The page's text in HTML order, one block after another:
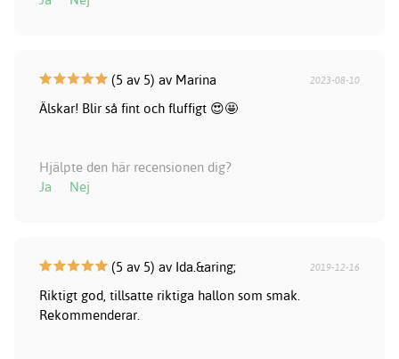
(5 av 5) av Marina 2023-08-10
Älskar! Blir så fint och fluffigt 😍🤩
Hjälpte den här recensionen dig?
Ja
Nej
(5 av 5) av Ida.&aring; 2019-12-16
Riktigt god, tillsatte riktiga hallon som smak.
Rekommenderar.